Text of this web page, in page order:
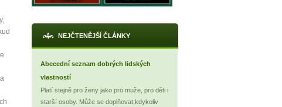
X
NEJČTENĚJŠÍ ČLÁNKY
Abecední seznam dobrých lidských
vlastností
Platí stejně pro ženy jako pro muže, pro děti i
starší osoby. Může se doplňovat,kdykoliv